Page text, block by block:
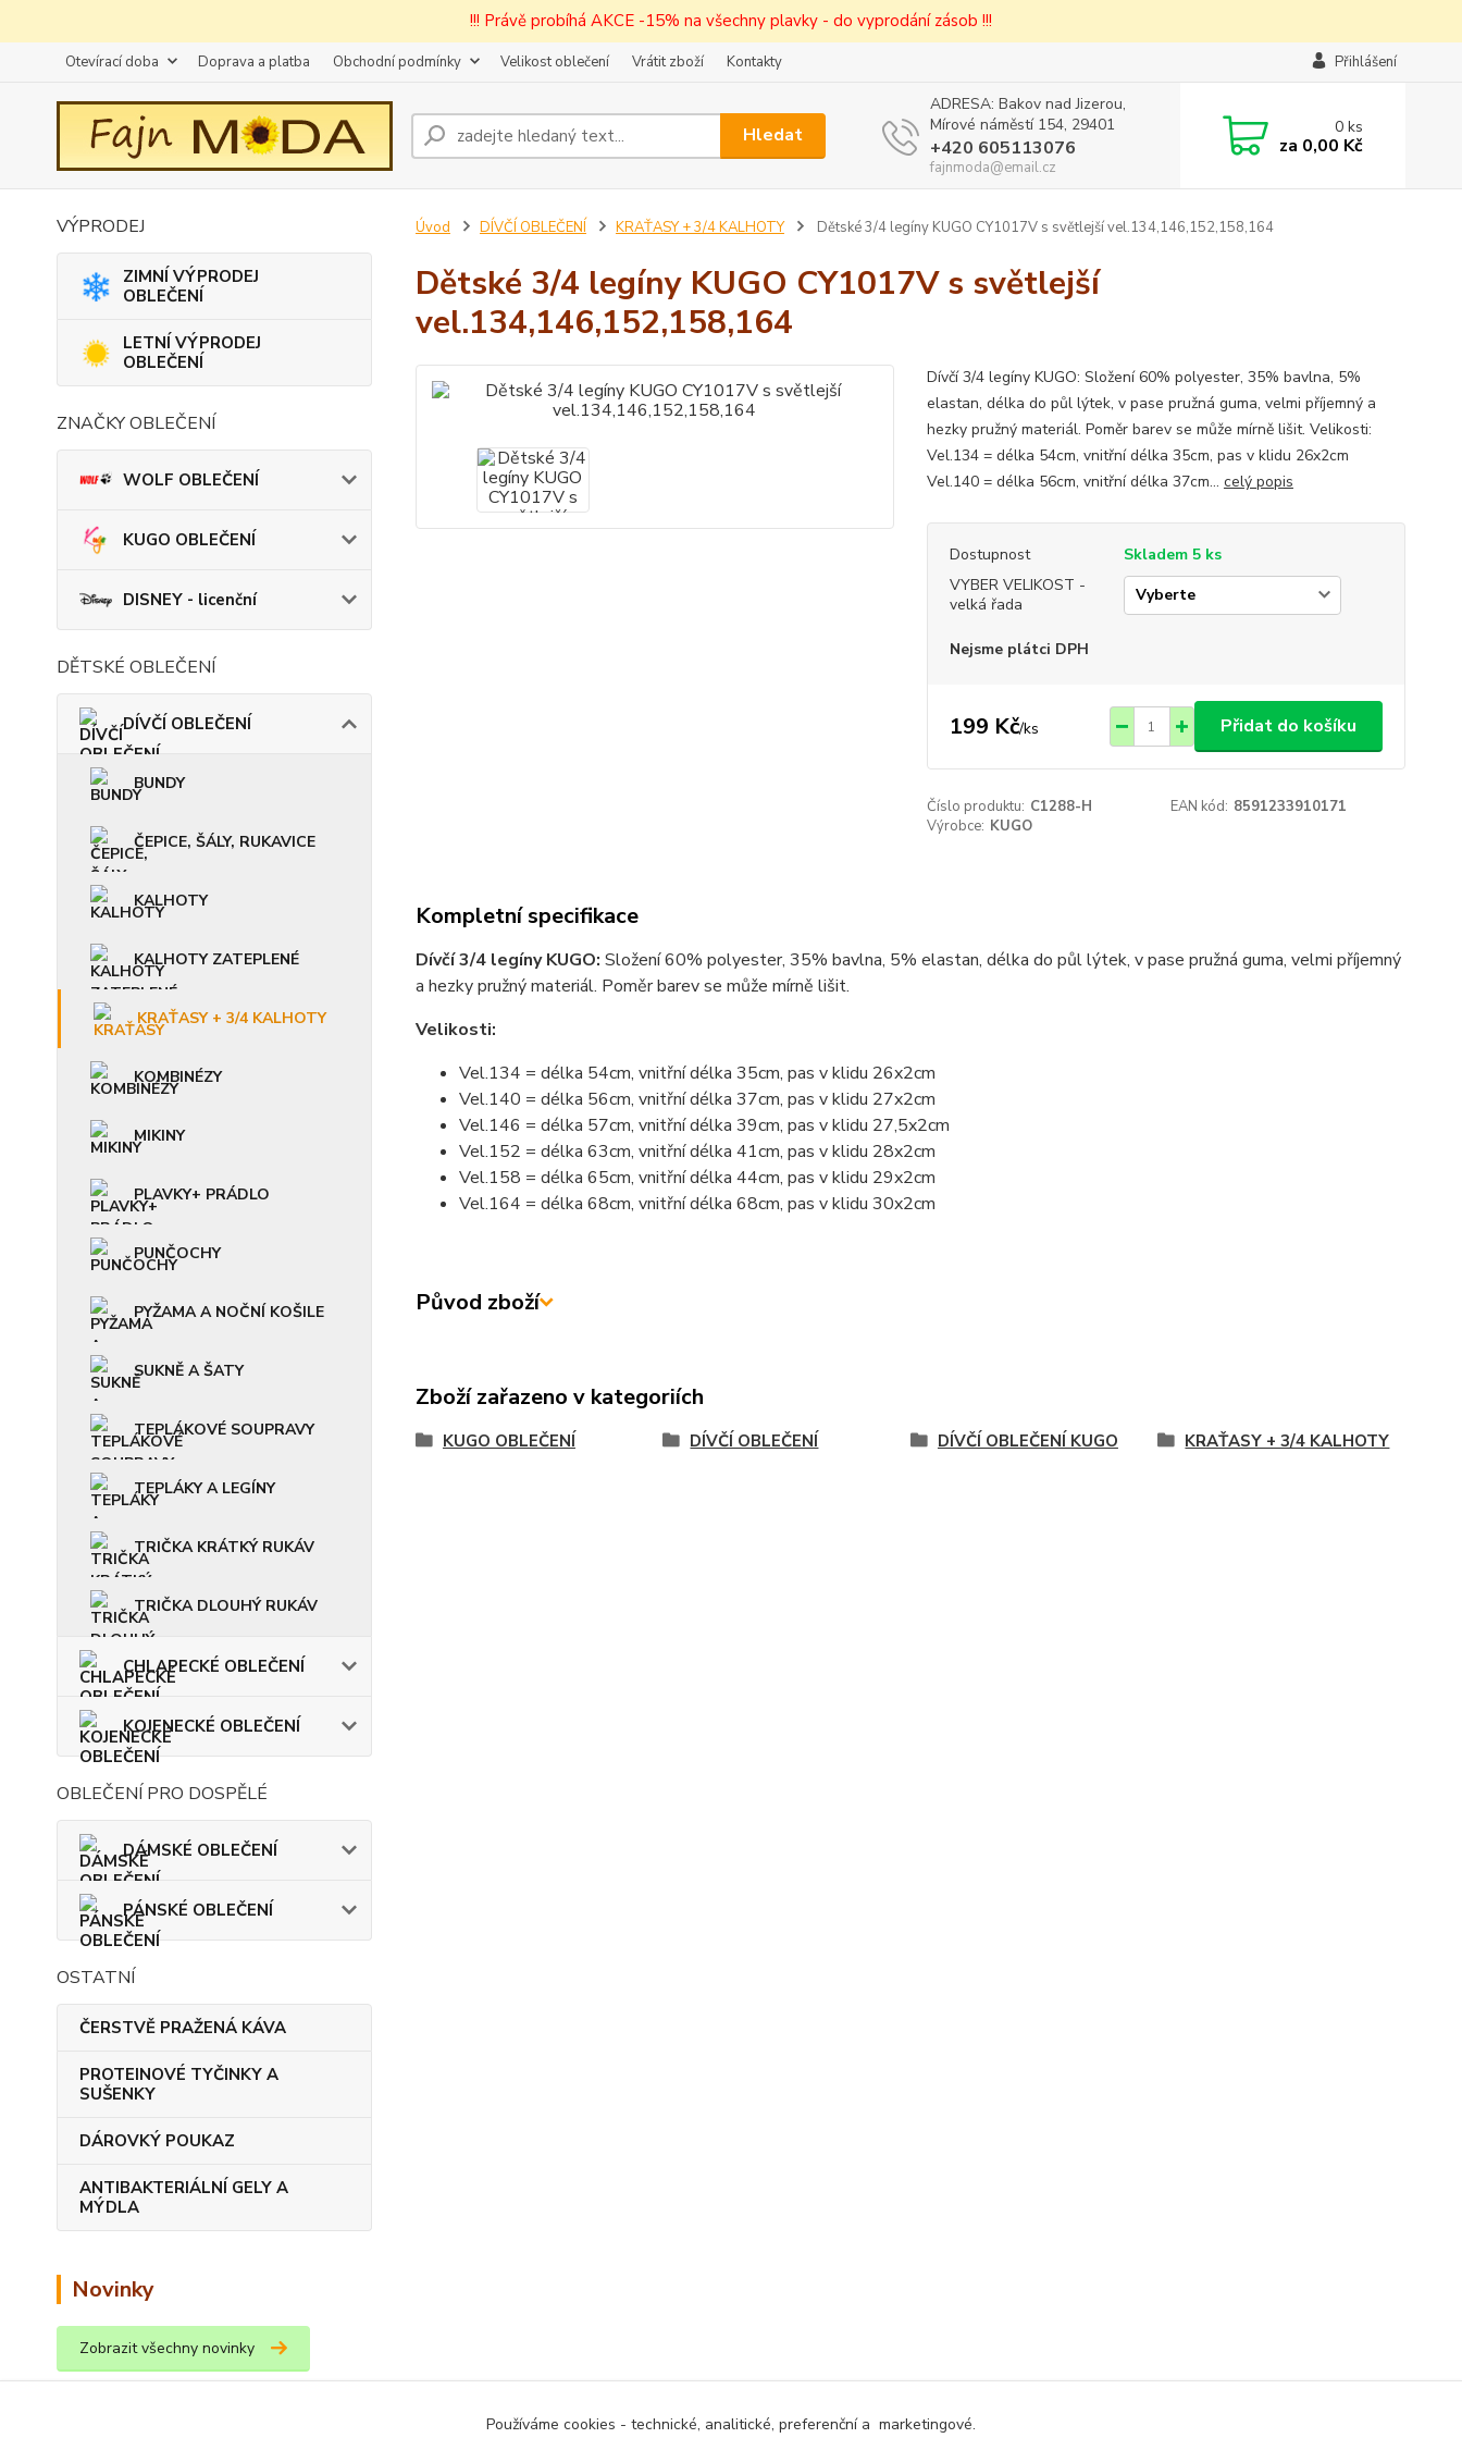
!!! Právě probíhá AKCE -15% na všechny plavky - do vyprodání zásob !!!
Otevírací doba Doprava a platba Obchodní podmínky Velikost oblečení Vrátit zboží Kontakty Přihlášení
Hledat
ADRESA: Bakov nad Jizerou,
Mírové náměstí 154, 29401
+420 605113076
fajnmoda@email.cz
0ks
za 0,00 Kč
VÝPRODEJ
ZIMNÍ VÝPRODEJ
OBLEČENÍ
LETNÍ VÝPRODEJ
OBLEČENÍ
ZNAČKY OBLEČENÍ
WOLF OBLEČENÍ
KUGO OBLEČENÍ
DISNEY - licenční
DĚTSKÉ OBLEČENÍ
DÍVČÍ OBLEČENÍ
BUNDY
ČEPICE, ŠÁLY, RUKAVICE
KALHOTY
KALHOTY ZATEPLENÉ
KRAŤASY + 3/4 KALHOTY
KOMBINÉZY
MIKINY
PLAVKY+ PRÁDLO
PUNČOCHY
PYŽAMA A NOČNÍ KOŠILE
SUKNĚ A ŠATY
TEPLÁKOVÉ SOUPRAVY
TEPLÁKY A LEGÍNY
TRIČKA KRÁTKÝ RUKÁV
TRIČKA DLOUHÝ RUKÁV
CHLAPECKÉ OBLEČENÍ
KOJENECKÉ OBLEČENÍ
OBLEČENÍ PRO DOSPĚLÉ
DÁMSKÉ OBLEČENÍ
PÁNSKÉ OBLEČENÍ
OSTATNÍ
ČERSTVĚ PRAŽENÁ KÁVA
PROTEINOVÉ TYČINKY A
SUŠENKY
DÁROVKÝ POUKAZ
ANTIBAKTERIÁLNÍ GELY A
MÝDLA
Novinky
Zobrazit všechny novinky
Úvod DÍVČÍ OBLEČENÍ KRAŤASY + 3/4 KALHOTY Dětské 3/4 legíny KUGO CY1017V s světlejší vel.134,146,152,158,164
Dětské 3/4 legíny KUGO CY1017V s světlejší
vel.134,146,152,158,164
Dívčí 3/4 legíny KUGO: Složení 60% polyester, 35% bavlna, 5%
elastan, délka do půl lýtek, v pase pružná guma, velmi příjemný a
hezky pružný materiál. Poměr barev se může mírně lišit. Velikosti:
Vel.134 = délka 54cm, vnitřní délka 35cm, pas v klidu 26x2cm
Vel.140 = délka 56cm, vnitřní délka 37cm... celý popis
Dostupnost
Skladem 5 ks
VYBER VELIKOST -
velká řada
Nejsme plátci DPH
199 Kč/ks Přidat do košíku
Číslo produktu: C1288-H EAN kód: 8591233910171
Výrobce: KUGO
Kompletní specifikace
Dívčí 3/4 legíny KUGO: Složení 60% polyester, 35% bavlna, 5% elastan, délka do půl lýtek, v pase pružná guma, velmi příjemný
a hezky pružný materiál. Poměr barev se může mírně lišit.
Velikosti:
Vel.134 = délka 54cm, vnitřní délka 35cm, pas v klidu 26x2cm
Vel.140 = délka 56cm, vnitřní délka 37cm, pas v klidu 27x2cm
Vel.146 = délka 57cm, vnitřní délka 39cm, pas v klidu 27,5x2cm
Vel.152 = délka 63cm, vnitřní délka 41cm, pas v klidu 28x2cm
Vel.158 = délka 65cm, vnitřní délka 44cm, pas v klidu 29x2cm
Vel.164 = délka 68cm, vnitřní délka 68cm, pas v klidu 30x2cm
Původ zboží
Zboží zařazeno v kategoriích
KUGO OBLEČENÍ DÍVČÍ OBLEČENÍ DÍVČÍ OBLEČENÍ KUGO KRAŤASY + 3/4 KALHOTY
Používáme cookies - technické, analitické, preferenční a marketingové.